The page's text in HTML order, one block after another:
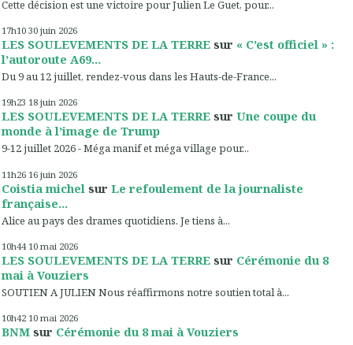
Cette décision est une victoire pour Julien Le Guet, pour...
17h10 30 juin 2026
LES SOULEVEMENTS DE LA TERRE sur « C’est officiel » :
l’autoroute A69...
Du 9 au 12 juillet, rendez-vous dans les Hauts-de-France...
19h23 18 juin 2026
LES SOULEVEMENTS DE LA TERRE sur Une coupe du
monde à l’image de Trump
9-12 juillet 2026 - Méga manif et méga village pour...
11h26 16 juin 2026
Coistia michel sur Le refoulement de la journaliste
française...
Alice au pays des drames quotidiens. Je tiens à...
10h44 10 mai 2026
LES SOULEVEMENTS DE LA TERRE sur Cérémonie du 8
mai à Vouziers
SOUTIEN A JULIEN Nous réaffirmons notre soutien total à...
10h42 10 mai 2026
BNM sur Cérémonie du 8 mai à Vouziers